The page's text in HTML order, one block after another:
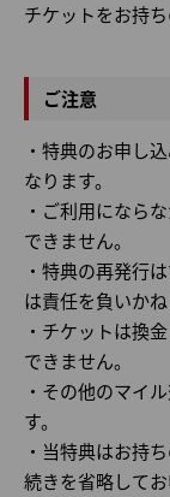
チケットをお持
ご注意
・特典のお申し
なります。
・ご利用になら
できません。
・特典の再発行
は責任を負いかね
・チケットは換
できません。
・その他のマイ
す。
・当特典はお持
続きを省略して